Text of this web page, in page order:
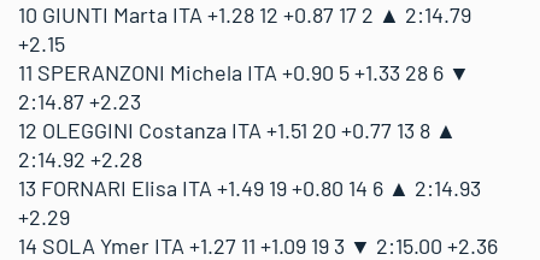
10 GIUNTI Marta ITA +1.28 12 +0.87 17 2 ▲ 2:14.79
+2.15
11 SPERANZONI Michela ITA +0.90 5 +1.33 28 6 ▼
2:14.87 +2.23
12 OLEGGINI Costanza ITA +1.51 20 +0.77 13 8 ▲
2:14.92 +2.28
13 FORNARI Elisa ITA +1.49 19 +0.80 14 6 ▲ 2:14.93
+2.29
14 SOLA Ymer ITA +1.27 11 +1.09 19 3 ▼ 2:15.00 +2.36